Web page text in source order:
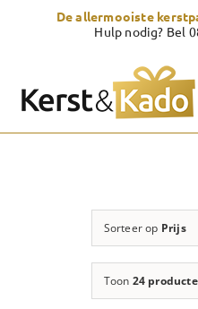
De allermooiste
Hulp nodig? Bel
Zelf samenstellen
Sorteer op Prijs
Toon 24